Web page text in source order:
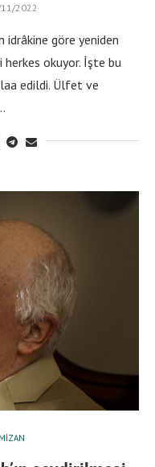
2022
idrâkine göre yeniden
herkes okuyor. İşte bu
edildi. Ülfet ve
MIZAN